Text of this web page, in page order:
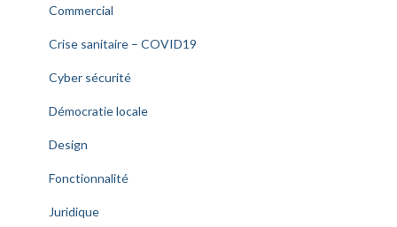
Commercial
Crise sanitaire – COVID19
Cyber sécurité
Démocratie locale
Design
Fonctionnalité
Juridique